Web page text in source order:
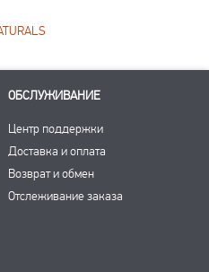
ОБСЛУЖИВАНИЕ
Центр поддержки
Доставка и оплата
Возврат и обмен
Отслеживание заказа